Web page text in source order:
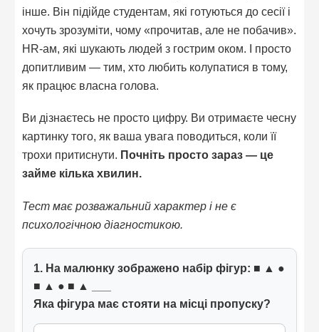
інше. Він підійде студентам, які готуються до сесії і
хочуть зрозуміти, чому «прочитав, але не побачив».
HR-ам, які шукають людей з гострим оком. І просто
допитливим — тим, хто любить колупатися в тому,
як працює власна голова.
Ви дізнаєтесь не просто цифру. Ви отримаєте чесну
картинку того, як ваша увага поводиться, коли її
трохи притиснути. Почніть просто зараз — це
займе кілька хвилин.
Тест має розважальний характер і не є
психологічною діагностикою.
1. На малюнку зображено набір фігур: ■ ▲ ●
■ ▲ ● ■ ▲ ___
Яка фігура має стояти на місці пропуску?